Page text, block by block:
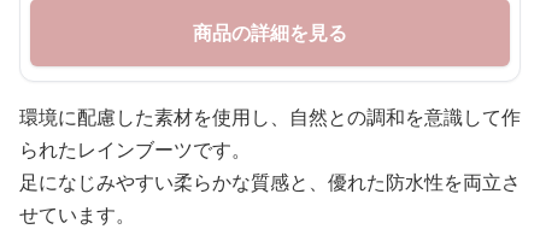
商品の詳細を見る
環境に配慮した素材を使用し、自然との調和を意識して作
られたレインブーツです。
足になじみやすい柔らかな質感と、優れた防水性を両立さ
せています。